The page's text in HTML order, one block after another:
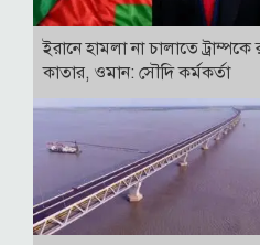
ইরানে হামলা না চালাতে
কাতার, ওমান: সৌদি কর্মকর্তা